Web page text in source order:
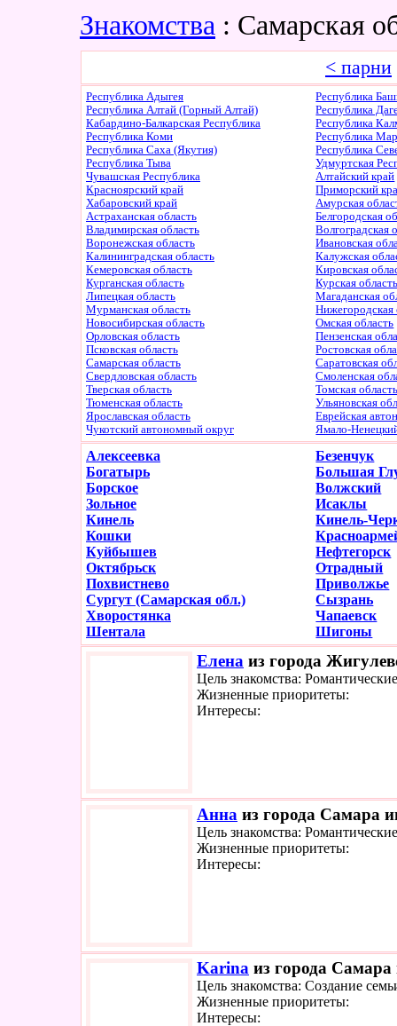
Знакомства : Самарская
< парни
Республика Адыгея
Республика
Республика Алтай (Горный Алтай)
Республика
Кабардино-Балкарская Республика
Республика
Республика Коми
Республика
Республика Саха (Якутия)
Республика
Республика Тыва
Удмуртская
Чувашская Республика
Алтайский край
Красноярский край
Приморский
Хабаровский край
Амурская
Астраханская область
Белгородская
Владимирская область
Волгоградская
Воронежская область
Ивановская
Калининградская область
Калужская
Кемеровская область
Кировская
Курганская область
Курская
Липецкая область
Магаданская
Мурманская область
Нижегородская
Новосибирская область
Омская область
Орловская область
Пензенская
Псковская область
Ростовская
Самарская область
Саратовская
Свердловская область
Смоленская
Тверская область
Томская
Тюменская область
Ульяновская
Ярославская область
Еврейская
Чукотский автономный округ
Ямало-
Алексеевка
Безенчук
Богатырь
Большая
Борское
Волжский
Зольное
Исаклы
Кинель
Кинель-
Кошки
Куйбышев
Нефтегорск
Октябрьск
Отрадный
Похвистнево
Приволжье
Сургут (Самарская обл.)
Сызрань
Хворостянка
Чапаевск
Шентала
Шигоны
Елена из города
Цель знакомства:
Жизненные приоритеты:
Интересы:
Анна из города Самара
Цель знакомства:
Жизненные приоритеты:
Интересы:
Karina из города
Цель знакомства: Создание
Жизненные приоритеты:
Интересы: